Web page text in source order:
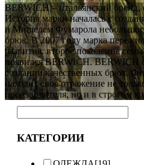
BERWICH – итальянский бренд,
История марки началась с
и Мишелем Фумарола
брюк. В 2007 году марка
развития: второе поколение
появился BERWICH. BERWICH
создании качественных брюк.
находит свое отражение не
производителя, но и в строгом
КАТЕГОРИИ